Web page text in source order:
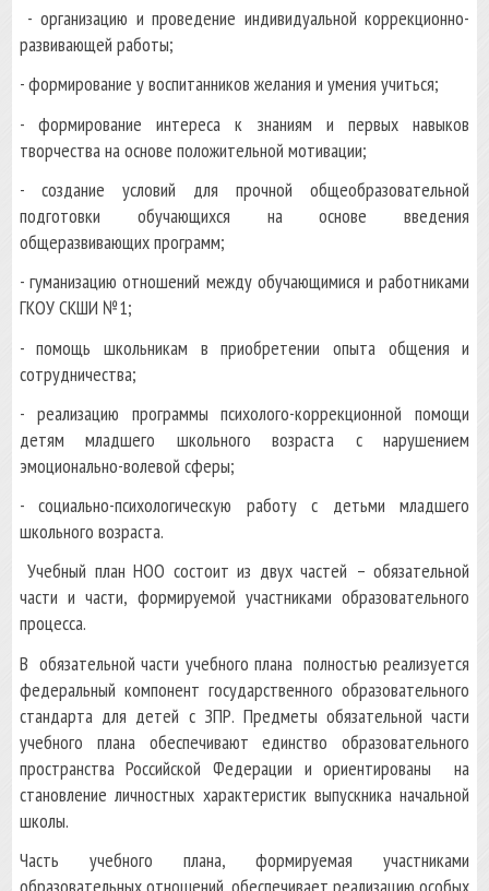
- организацию и проведение индивидуальной коррекционно-
развивающей работы;
- формирование у воспитанников желания и умения учиться;
- формирование интереса к знаниям и первых навыков
творчества на основе положительной мотивации;
- создание условий для прочной общеобразовательной
подготовки обучающихся на основе введения
общеразвивающих программ;
- гуманизацию отношений между обучающимися и работниками
ГКОУ СКШИ №1;
- помощь школьникам в приобретении опыта общения и
сотрудничества;
- реализацию программы психолого-коррекционной помощи
детям младшего школьного возраста с нарушением
эмоционально-волевой сферы;
- социально-психологическую работу с детьми младшего
школьного возраста.
Учебный план НОО состоит из двух частей – обязательной
части и части, формируемой участниками образовательного
процесса.
В обязательной части учебного плана полностью реализуется
федеральный компонент государственного образовательного
стандарта для детей с ЗПР. Предметы обязательной части
учебного плана обеспечивают единство образовательного
пространства Российской Федерации и ориентированы на
становление личностных характеристик выпускника начальной
школы.
Часть учебного плана, формируемая участниками